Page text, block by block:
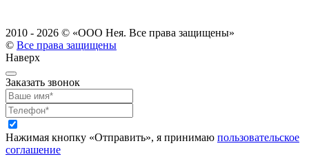
2010 - 2026 © «ООО Нея. Все права защищены»
© Все права защищены
Наверх
Заказать звонок
Нажимая кнопку «Отправить», я принимаю пользовательское
соглашение